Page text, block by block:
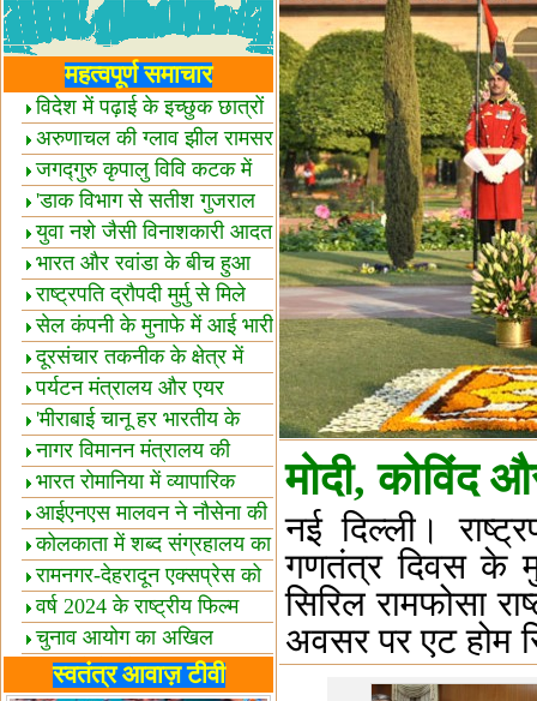
महत्वपूर्ण समाचार
विदेश में पढ़ाई के इच्छुक छात्रों
केलिए खुशखबरी!
अरुणाचल की ग्लाव झील रामसर
स्थल घोषित
जगद्गुरु कृपालु विवि कटक में
शैक्षिक सत्र शुरू
'डाक विभाग से सतीश गुजराल
का रिश्ता गहरा'
युवा नशे जैसी विनाशकारी आदत
से दूर रहें-मोदी
भारत और रवांडा के बीच हुआ
व्यापार विस्तार
राष्ट्रपति द्रौपदी मुर्मु से मिले
बस्तर के प्रतिनिधि
सेल कंपनी के मुनाफे में आई भारी
उछाल!
दूरसंचार तकनीक के क्षेत्र में
उत्कृष्टता पुरस्कार
पर्यटन मंत्रालय और एयर
इंडिया में समझौता
'मीराबाई चानू हर भारतीय के
लिए प्रेरणा'
नागर विमानन मंत्रालय की
यात्रियों को सलाह
भारत रोमानिया में व्यापारिक
साझेदारियां
आईएनएस मालवन ने नौसेना की
ताकत बढ़ाई
कोलकाता में शब्द संग्रहालय का
उद्घाटन
रामनगर-देहरादून एक्सप्रेस को
हरी झंडी
वर्ष 2024 के राष्ट्रीय फिल्म
पुरस्कारों की घोषणा
चुनाव आयोग का अखिल
भारतीय मीडिया सम्मेलन
भारत में केवड़े का अस्तित्‍व 24
स्वतंत्र आवाज़ टीवी
मोदी, कोविंद
नई दिल्ली।
गणतंत्र दिवस के
सिरिल रामफोसा
अवसर पर एट होम